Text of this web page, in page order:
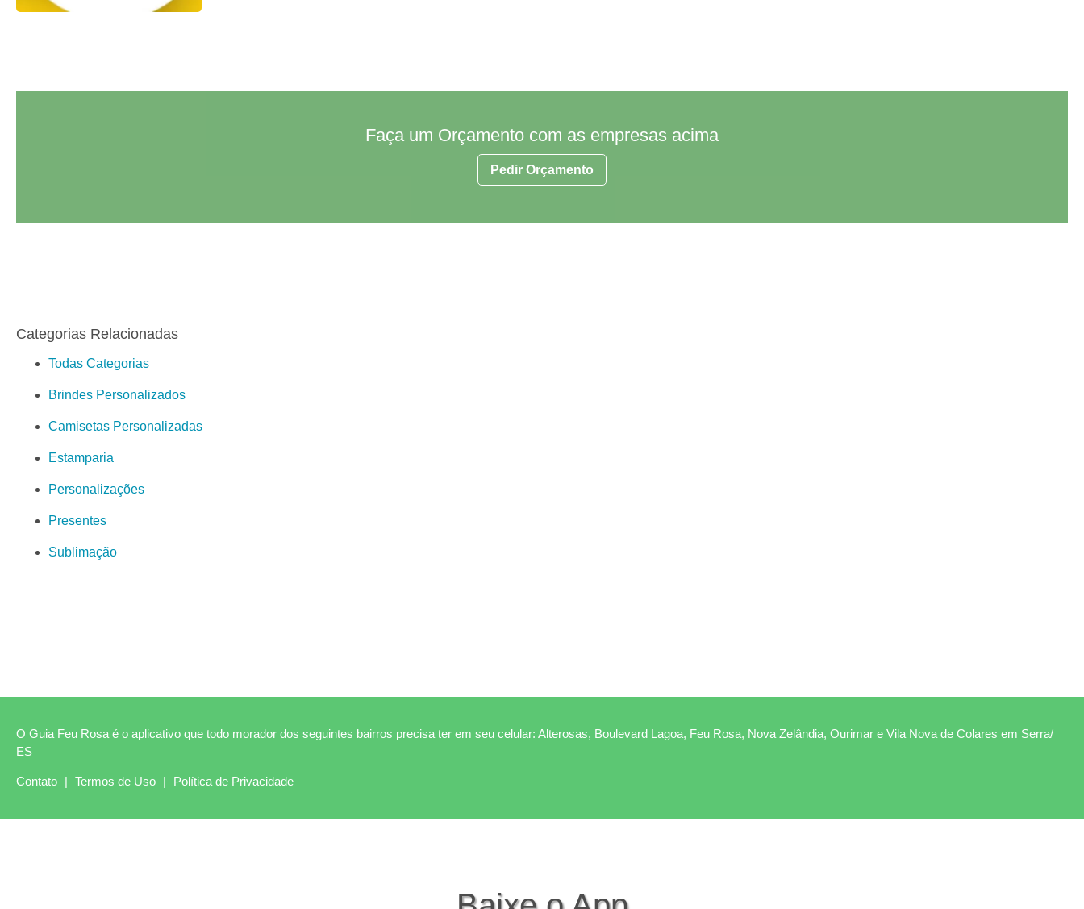
Faça um Orçamento com as empresas acima
Pedir Orçamento
Categorias Relacionadas
Todas Categorias
Brindes Personalizados
Camisetas Personalizadas
Estamparia
Personalizações
Presentes
Sublimação
O Guia Feu Rosa é o aplicativo que todo morador dos seguintes bairros precisa ter em seu celular: Alterosas, Boulevard Lagoa, Feu Rosa, Nova Zelândia, Ourimar e Vila Nova de Colares em Serra/
ES
Contato Termos de Uso Política de Privacidade